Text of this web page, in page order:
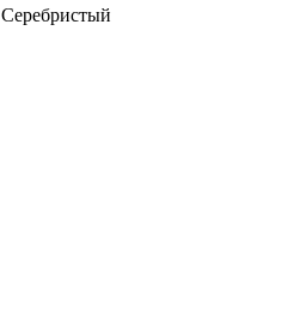
Серебристый